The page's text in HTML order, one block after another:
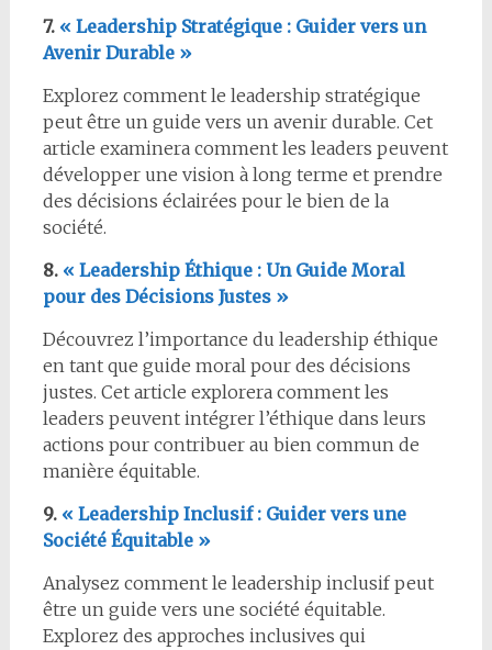
7. « Leadership Stratégique : Guider vers un
Avenir Durable »
Explorez comment le leadership stratégique
peut être un guide vers un avenir durable. Cet
article examinera comment les leaders peuvent
développer une vision à long terme et prendre
des décisions éclairées pour le bien de la
société.
8. « Leadership Éthique : Un Guide Moral
pour des Décisions Justes »
Découvrez l’importance du leadership éthique
en tant que guide moral pour des décisions
justes. Cet article explorera comment les
leaders peuvent intégrer l’éthique dans leurs
actions pour contribuer au bien commun de
manière équitable.
9. « Leadership Inclusif : Guider vers une
Société Équitable »
Analysez comment le leadership inclusif peut
être un guide vers une société équitable.
Explorez des approches inclusives qui